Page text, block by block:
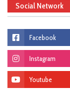
Social Network
Facebook
Instagram
Youtube